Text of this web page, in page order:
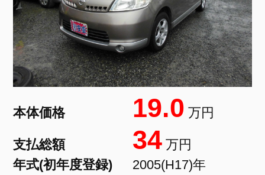
本体価格 19.0 万円
支払総額 34 万円
年式(初年度登録)
2005(H17)年